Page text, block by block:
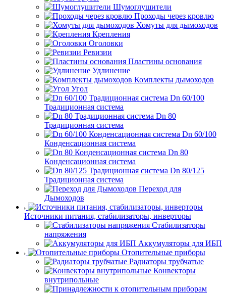
Шумоглушители
Проходы через кровлю
Хомуты для дымоходов
Крепления
Оголовки
Ревизии
Пластины основания
Удлинение
Комплекты дымоходов
Угол
Dn 60/100
Традиционная система
Dn 80
Традиционная система
Dn 60/100
Конденсационная система
Dn 80
Конденсационная система
Dn 80/125
Традиционная система
Переход для
Дымоходов
Источники питания, стабилизаторы, инверторы
Стабилизаторы
напряжения
Аккумуляторы для ИБП
Отопительные приборы
Радиаторы трубчатые
Конвекторы
внутрипольные